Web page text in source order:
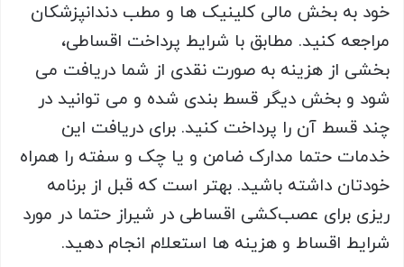
خود به بخش مالی کلینیک ها و مطب دندانپزشکان
مراجعه کنید. مطابق با شرایط پرداخت اقساطی،
بخشی از هزینه به صورت نقدی از شما دریافت می
شود و بخش دیگر قسط بندی شده و می توانید در
چند قسط آن را پرداخت کنید. برای دریافت این
خدمات حتما مدارک ضامن و یا چک و سفته را همراه
خودتان داشته باشید. بهتر است که قبل از برنامه
ریزی برای عصب‌کشی اقساطی در شیراز حتما در مورد
شرایط اقساط و هزینه ها استعلام انجام دهید.